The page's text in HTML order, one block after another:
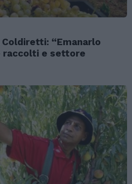
“Emanarlo
raccolti e settore